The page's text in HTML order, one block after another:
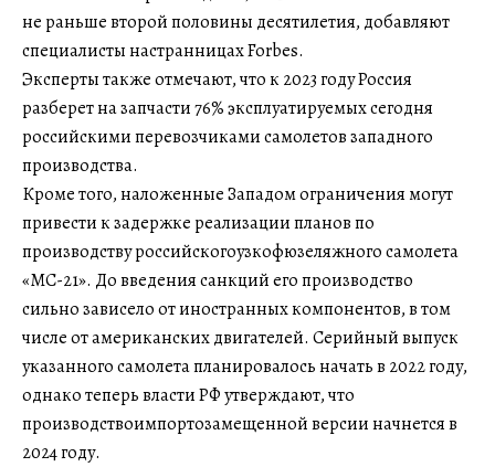
не раньше второй половины десятилетия, добавляют
специалисты настранницах Forbes.
Эксперты также отмечают, что к 2023 году Россия
разберет на запчасти 76% эксплуатируемых сегодня
российскими перевозчиками самолетов западного
производства.
Кроме того, наложенные Западом ограничения могут
привести к задержке реализации планов по
производству российскогоузкофюзеляжного самолета
«МС-21». До введения санкций его производство
сильно зависело от иностранных компонентов, в том
числе от американских двигателей. Серийный выпуск
указанного самолета планировалось начать в 2022 году,
однако теперь власти РФ утверждают, что
производствоимпортозамещенной версии начнется в
2024 году.